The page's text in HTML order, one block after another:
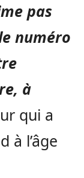
pas
numéro
à
qui a
à l’âge